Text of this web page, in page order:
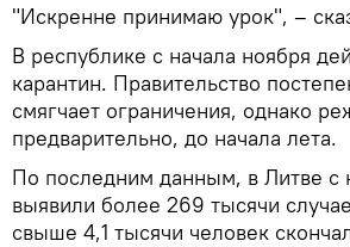
"Искренне принимаю урок", –
В республике с начала ноября
карантин. Правительство
смягчает ограничения, однако
предварительно, до начала лета.
По последним данным, в Литве с
выявили более 269 тысячи
свыше 4,1 тысячи человек